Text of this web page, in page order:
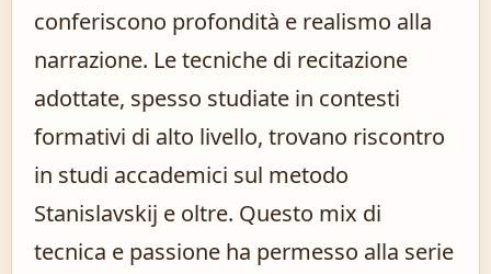
conferiscono profondità e realismo alla
narrazione. Le tecniche di recitazione
adottate, spesso studiate in contesti
formativi di alto livello, trovano riscontro
in studi accademici sul metodo
Stanislavskij e oltre. Questo mix di
tecnica e passione ha permesso alla serie